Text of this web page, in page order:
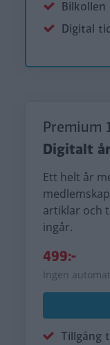
Digital
Premium
Digitalt
Ett helt år
artiklar och
ingår.
499:-
Ingen
Tillgång